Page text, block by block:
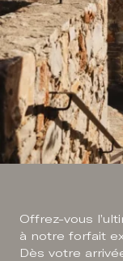
Offrez-vous
à notre forfait
Dès votre